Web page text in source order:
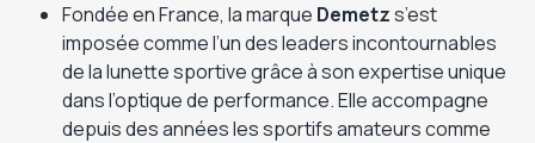
Fondée en France, la marque Demetzs’est
imposée comme l’un des leaders incontournables
de la lunette sportive grâce à son expertise unique
dans l’optique de performance. Elle accompagne
depuis des années les sportifs amateurs comme